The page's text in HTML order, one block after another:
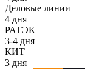
Деловые линии
4 дня
РАТЭК
3-4 дня
КИТ
3 дня